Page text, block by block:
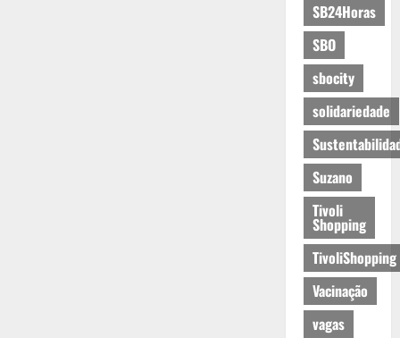
SB24Horas
SBO
sbocity
solidariedade
Suzano
Tivoli
Shopping
TivoliShopping
Vacinação
vagas